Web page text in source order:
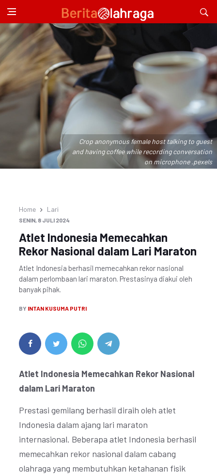
Crop anonymous female host talking to guest
and having coffee while recording conversation
on microphone .pexels
Home Lari
SENIN, 8 JULI 2024
Atlet Indonesia Memecahkan
Rekor Nasional dalam Lari Maraton
Atlet Indonesia berhasil memecahkan rekor nasional
dalam perlombaan lari maraton. Prestasinya diakui oleh
banyak pihak.
BY INTAN KUSUMA PUTRI
Atlet Indonesia Memecahkan Rekor Nasional
dalam Lari Maraton
Prestasi gemilang berhasil diraih oleh atlet
Indonesia dalam ajang lari maraton
internasional. Beberapa atlet Indonesia berhasil
memecahkan rekor nasional dalam cabang
olahraga yang membutuhkan ketahanan fisik